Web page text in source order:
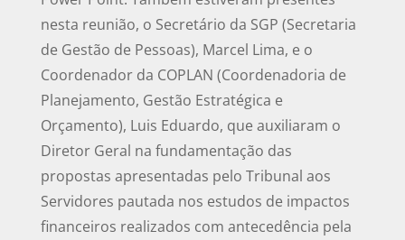
nesta reunião, o Secretário da SGP (Secretaria
de Gestão de Pessoas), Marcel Lima, e o
Coordenador da COPLAN (Coordenadoria de
Planejamento, Gestão Estratégica e
Orçamento), Luis Eduardo, que auxiliaram o
Diretor Geral na fundamentação das
propostas apresentadas pelo Tribunal aos
Servidores pautada nos estudos de impactos
financeiros realizados com antecedência pela